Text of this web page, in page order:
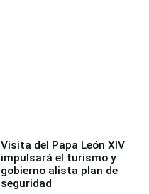
Visita del Papa León XIV
impulsará el turismo y
gobierno alista plan de
seguridad